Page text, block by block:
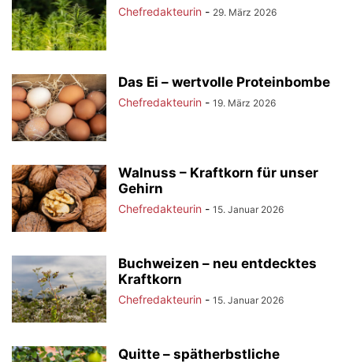
Chefredakteurin - 29. März 2026
Das Ei – wertvolle Proteinbombe
Chefredakteurin - 19. März 2026
Walnuss – Kraftkorn für unser
Gehirn
Chefredakteurin - 15. Januar 2026
Buchweizen – neu entdecktes
Kraftkorn
Chefredakteurin - 15. Januar 2026
Quitte – spätherbstliche